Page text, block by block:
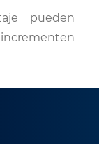
pueden